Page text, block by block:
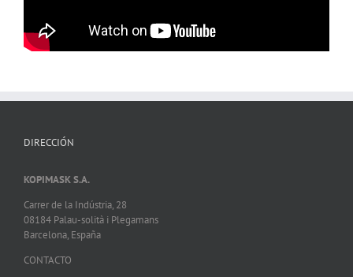
DIRECCIÓN
KOPIMASK S.A.
Carrer de la Indústria, 28
08184 Palau-solità i Plegamans
Barcelona, España
CONTACTO